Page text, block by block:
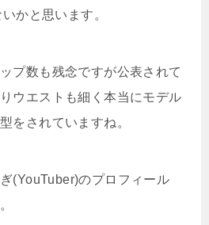
かと思います。
プ数も残念ですが公表されて
ウエストも細く本当にモデル
をされていますね。
(YouTuber)のプロフィール